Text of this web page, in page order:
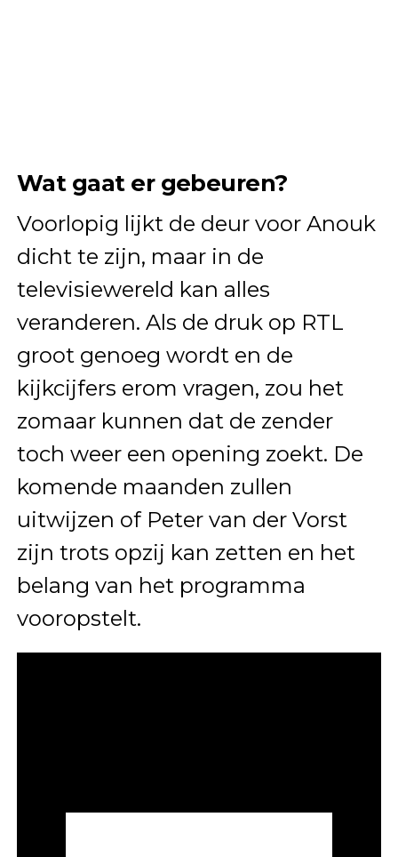
Wat gaat er gebeuren?
Voorlopig lijkt de deur voor Anouk
dicht te zijn, maar in de
televisiewereld kan alles
veranderen. Als de druk op RTL
groot genoeg wordt en de
kijkcijfers erom vragen, zou het
zomaar kunnen dat de zender
toch weer een opening zoekt. De
komende maanden zullen
uitwijzen of Peter van der Vorst
zijn trots opzij kan zetten en het
belang van het programma
vooropstelt.